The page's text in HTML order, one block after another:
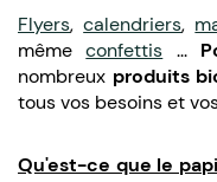
Flyers,calendriers,
mêmeconfettis ...
nombreux produits
tous vos besoins et
Qu'est-ce que le